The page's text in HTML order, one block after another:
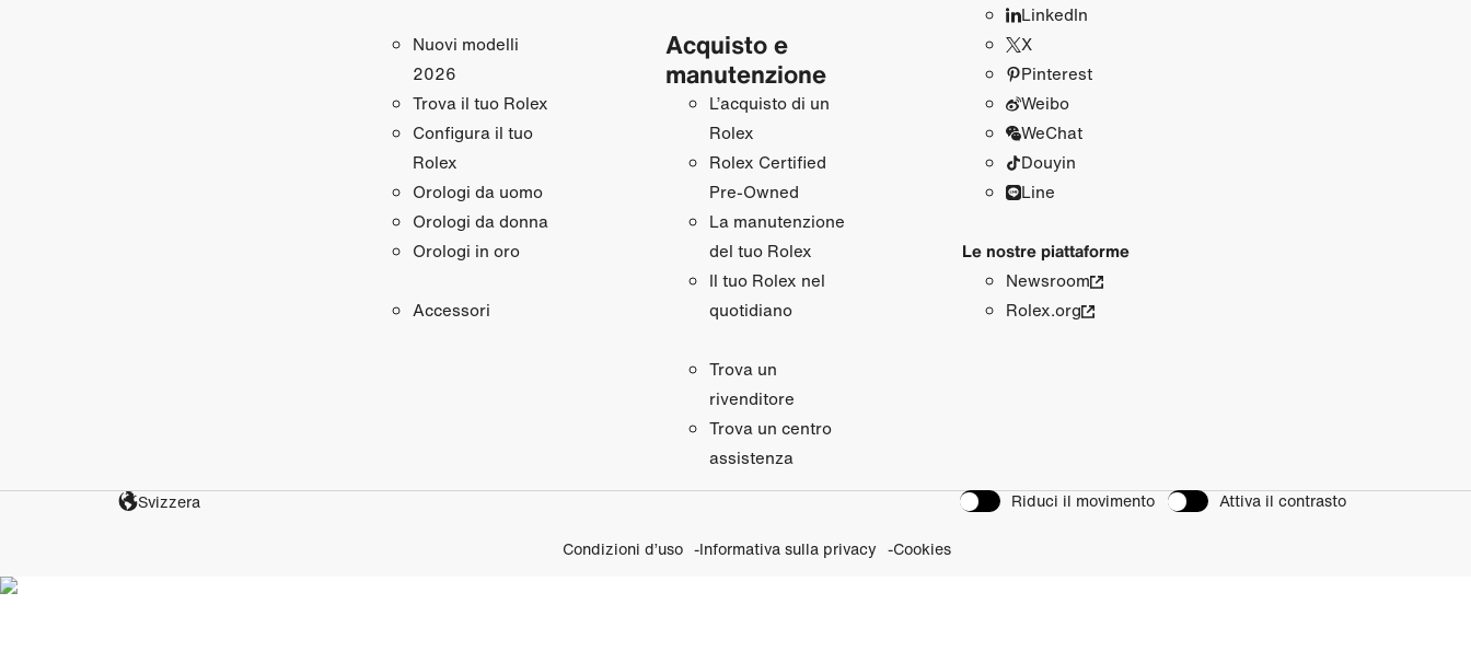
Nuovi modelli
2026
Trova il tuo Rolex
Configura il tuo
Rolex
Orologi da uomo
Orologi da donna
Orologi in oro
Accessori
Acquisto e
manutenzione
L’acquisto di un
Rolex
Rolex Certified
Pre‑Owned
La manutenzione
del tuo Rolex
Il tuo Rolex nel
quotidiano
Trova un
rivenditore
Trova un centro
assistenza
LinkedIn
X
Pinterest
Weibo
WeChat
Douyin
Line
Le nostre piattaforme
Newsroom
Rolex.org
Svizzera Riduci il movimento Attiva il contrasto
Condizioni d’uso Informativa sulla privacy Cookies